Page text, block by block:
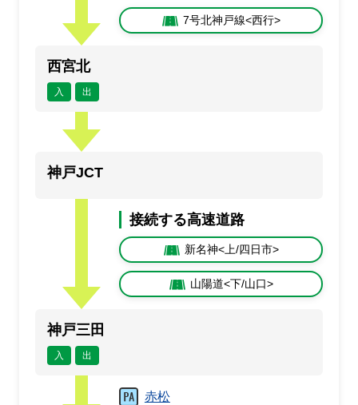
7号北神戸線<西行>
西宮北
入 出
神戸JCT
接続する高速道路
新名神<上/四日市>
山陽道<下/山口>
神戸三田
入 出
赤松